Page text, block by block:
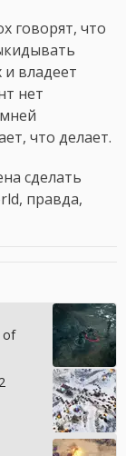
говорят, что
и владеет
нет
что делает.
сделать
правда,
of